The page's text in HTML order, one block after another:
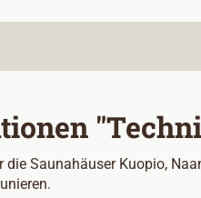
Saunahäuser Kuopio,